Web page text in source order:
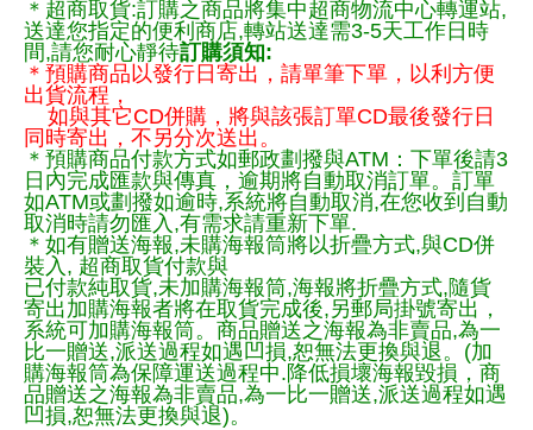
＊超商取貨:訂購之商品將集中超商物流中心轉運站,
送達您指定的便利商店,轉站送達需3-5天工作日時
間,請您耐心靜待訂購須知:
＊預購商品以發行日寄出，請單筆下單，以利方便
出貨流程，
如與其它CD併購，將與該張訂單CD最後發行日
同時寄出，不另分次送出。
＊預購商品付款方式如郵政劃撥與ATM：下單後請3
日內完成匯款與傳真，逾期將自動取消訂單。訂單
如ATM或劃撥如逾時,系統將自動取消,在您收到自動
取消時請勿匯入,有需求請重新下單.
＊如有贈送海報,未購海報筒將以折疊方式,與CD併
裝入, 超商取貨付款與
已付款純取貨,未加購海報筒,海報將折疊方式,隨貨
寄出加購海報者將在取貨完成後,另郵局掛號寄出，
系統可加購海報筒。商品贈送之海報為非賣品,為一
比一贈送,派送過程如遇凹損,恕無法更換與退。(加
購海報筒為保障運送過程中.降低損壞海報毀損，商
品贈送之海報為非賣品,為一比一贈送,派送過程如遇
凹損,恕無法更換與退)。